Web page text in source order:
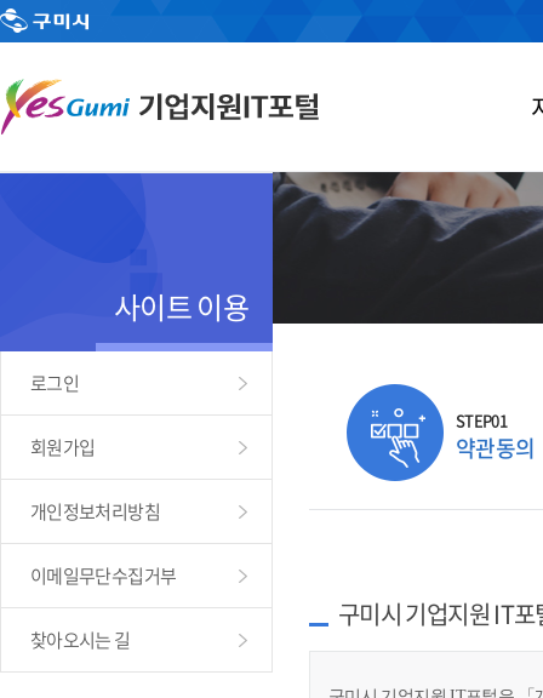
사이트 이용
로그인
회원가입
개인정보처리방침
이메일무단수집거부
찾아오시는 길
STEP01
약관동의
구미시 기업지원 IT